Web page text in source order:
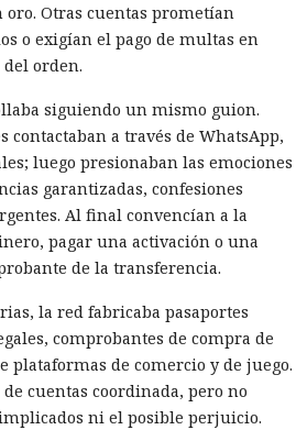
oro. Otras cuentas prometían
o exigían el pago de multas en
orden.
siguiendo un mismo guion.
contactaban a través de WhatsApp,
luego presionaban las emociones
garantizadas, confesiones
Al final convencían a la
pagar una activación o una
de la transferencia.
la red fabricaba pasaportes
comprobantes de compra de
plataformas de comercio y de juego.
cuentas coordinada, pero no
ni el posible perjuicio.